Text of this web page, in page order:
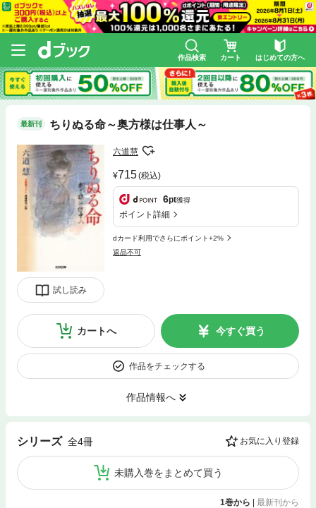
作品検索 カート はじめての方へ
最新刊 ちりぬる命～奥方様は仕事人～
試し読み
六道慧
715(税込)
6pt獲得
ポイント詳細
dカード利用でさらにポイント+2%
返品不可
カートへ 今すぐ買う
作品をチェックする
作品情報へ
シリーズ 全4冊 お気に入り登録
未購入巻をまとめて買う
1巻から | 最新刊から